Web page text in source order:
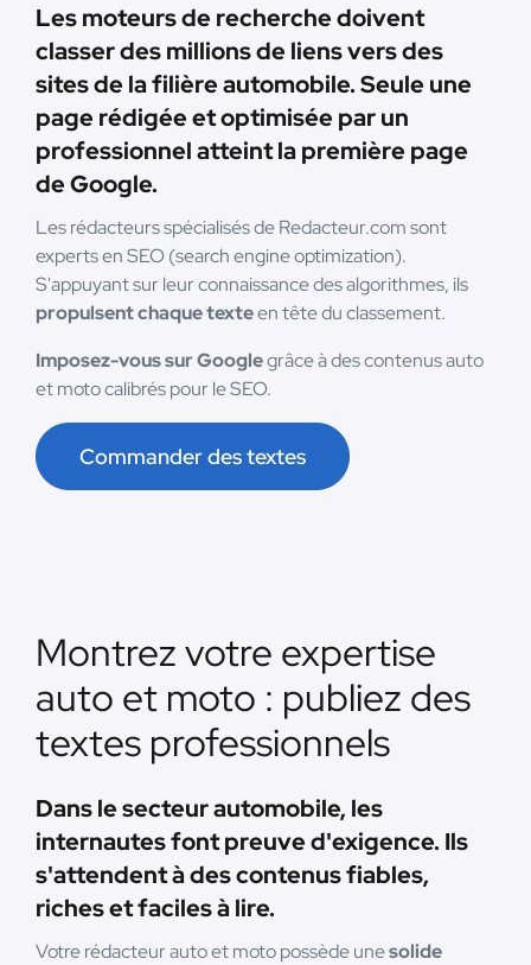
Les moteurs de recherche doivent
classer des millions de liens vers des
sites de la filière automobile. Seule une
page rédigée et optimisée par un
professionnel atteint la première page
de Google.
Les rédacteurs spécialisés de Redacteur.com sont
experts en SEO (search engine optimization).
S'appuyant sur leur connaissance des algorithmes, ils
propulsent chaque texteen tête du classement.
Imposez-vous sur Googlegrâce à des contenus auto
et moto calibrés pour le SEO.
Commander des textes
Montrez votre expertise
auto et moto : publiez des
textes professionnels
Dans le secteur automobile, les
internautes font preuve d'exigence. Ils
s'attendent à des contenus fiables,
riches et faciles à lire.
Votre rédacteur auto et moto possède unesolide